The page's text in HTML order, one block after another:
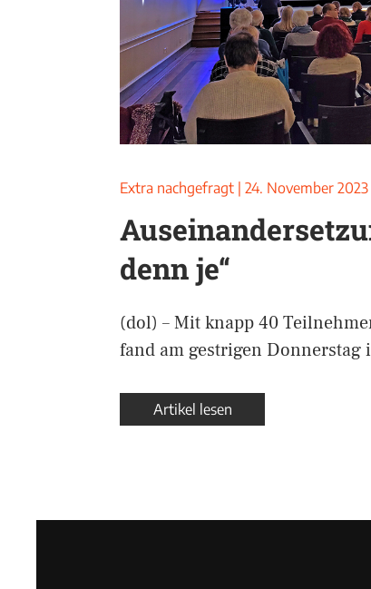
Extra nachgefragt 24. November 2023
denn je“
(dol) – Mit knapp 40
fand am gestrigen Donnerstag
Artikel lesen